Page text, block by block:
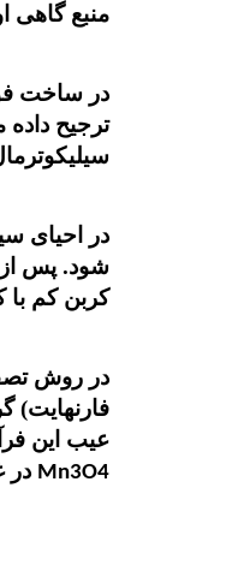
منبع گاهی
در ساخت
ترجیح
در احیای
شود. پس از
کربن کم با کمتر از 0.8 درصد کربن و 1 درصد
در روش
فارنهایت)
عیب این
Mn3O4 در